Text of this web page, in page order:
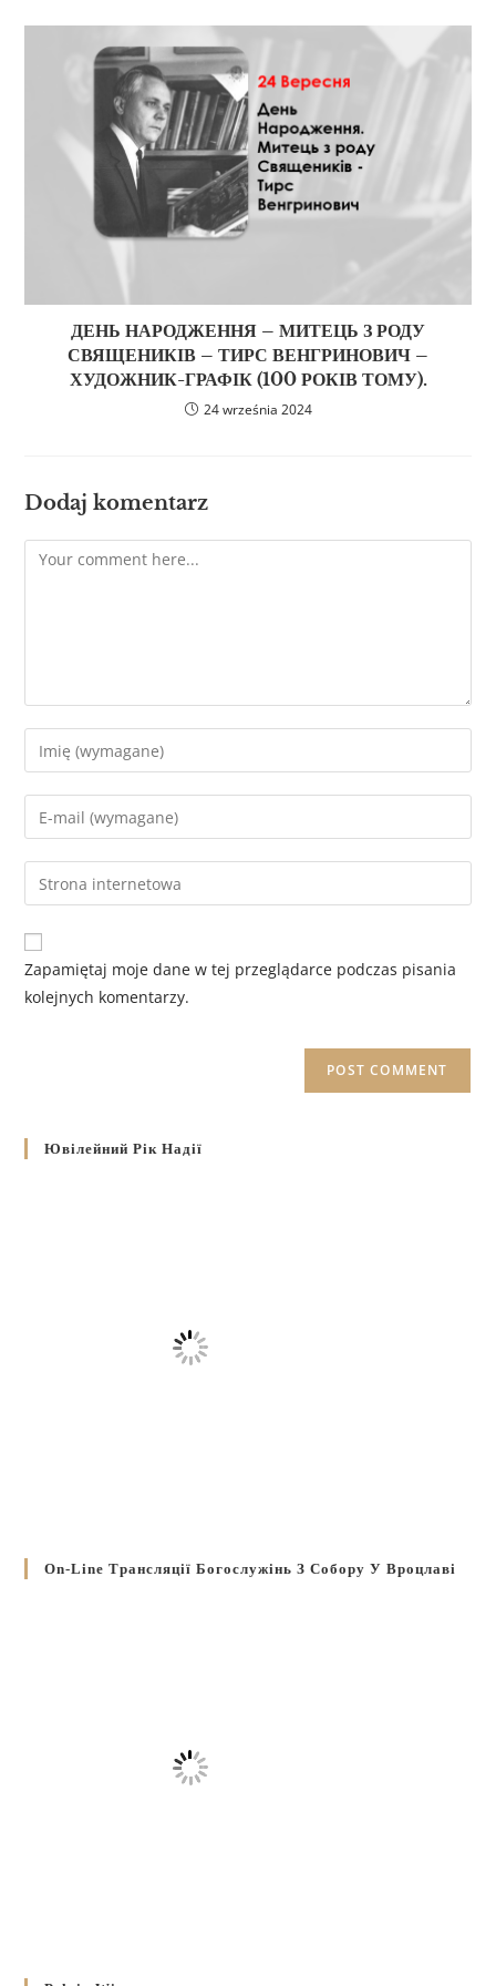
ДЕНЬ НАРОДЖЕННЯ – МИТЕЦЬ З РОДУ
СВЯЩЕНИКІВ – ТИРС ВЕНГРИНОВИЧ –
ХУДОЖНИК-ГРАФІК (100 РОКІВ ТОМУ).
24 września 2024
Dodaj komentarz
Zapamiętaj moje dane w tej przeglądarce podczas pisania
kolejnych komentarzy.
Ювілейний Рік Надії
On-Line Трансляції Богослужінь З Собору У Вроцлаві